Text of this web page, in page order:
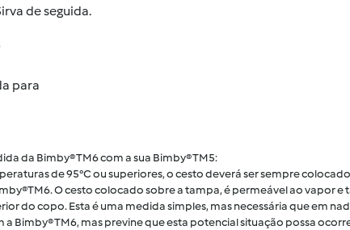
de seguida.
para
da Bimby® TM6 com a sua Bimby® TM5:
de 95°C ou superiores, o cesto deverá ser sempre
O cesto colocado sobre a tampa, é permeável ao vapor e
do copo. Esta é uma medida simples, mas necessária que em
Bimby® TM6, mas previne que esta potencial situação possa